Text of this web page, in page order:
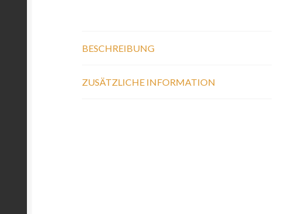
BESCHREIBUNG
ZUSÄTZLICHE INFORMATION